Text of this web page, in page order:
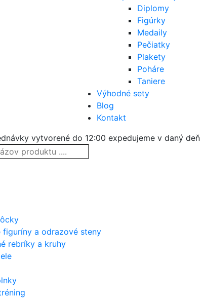
Diplomy
Figúrky
Medaily
Pečiatky
Plakety
Poháre
Taniere
Výhodné sety
Blog
Kontakt
vytvorené do 12:00 expedujeme v daný
figuríny a odrazové steny
rebríky a kruhy